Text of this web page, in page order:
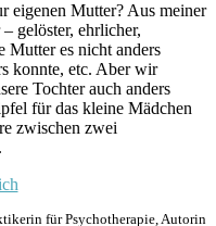
eigenen Mutter? Aus meiner
gelöster, ehrlicher,
Mutter es nicht anders
konnte, etc. Aber wir
Tochter auch anders
für das kleine Mädchen
zwischen zwei
für Psychotherapie, Autorin